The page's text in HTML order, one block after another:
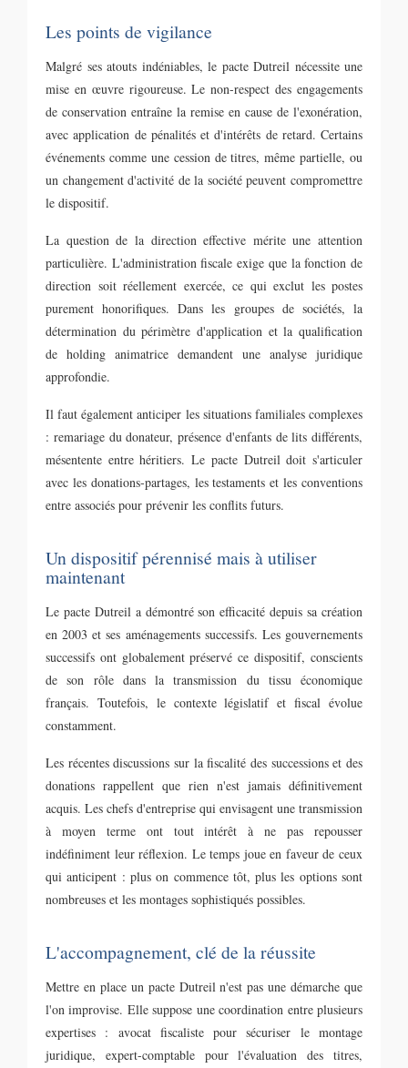
Les points de vigilance
Malgré ses atouts indéniables, le pacte Dutreil nécessite une
mise en œuvre rigoureuse. Le non-respect des engagements
de conservation entraîne la remise en cause de l'exonération,
avec application de pénalités et d'intérêts de retard. Certains
événements comme une cession de titres, même partielle, ou
un changement d'activité de la société peuvent compromettre
le dispositif.
La question de la direction effective mérite une attention
particulière. L'administration fiscale exige que la fonction de
direction soit réellement exercée, ce qui exclut les postes
purement honorifiques. Dans les groupes de sociétés, la
détermination du périmètre d'application et la qualification
de holding animatrice demandent une analyse juridique
approfondie.
Il faut également anticiper les situations familiales complexes
: remariage du donateur, présence d'enfants de lits différents,
mésentente entre héritiers. Le pacte Dutreil doit s'articuler
avec les donations-partages, les testaments et les conventions
entre associés pour prévenir les conflits futurs.
Un dispositif pérennisé mais à utiliser
maintenant
Le pacte Dutreil a démontré son efficacité depuis sa création
en 2003 et ses aménagements successifs. Les gouvernements
successifs ont globalement préservé ce dispositif, conscients
de son rôle dans la transmission du tissu économique
français. Toutefois, le contexte législatif et fiscal évolue
constamment.
Les récentes discussions sur la fiscalité des successions et des
donations rappellent que rien n'est jamais définitivement
acquis. Les chefs d'entreprise qui envisagent une transmission
à moyen terme ont tout intérêt à ne pas repousser
indéfiniment leur réflexion. Le temps joue en faveur de ceux
qui anticipent : plus on commence tôt, plus les options sont
nombreuses et les montages sophistiqués possibles.
L'accompagnement, clé de la réussite
Mettre en place un pacte Dutreil n'est pas une démarche que
l'on improvise. Elle suppose une coordination entre plusieurs
expertises : avocat fiscaliste pour sécuriser le montage
juridique, expert-comptable pour l'évaluation des titres,